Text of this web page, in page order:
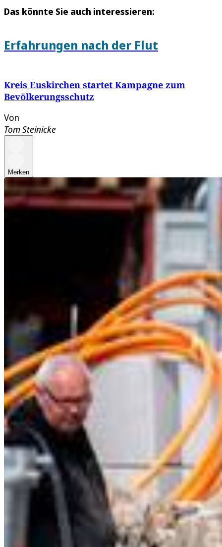
Das könnte Sie auch interessieren:
Erfahrungen nach der Flut
Kreis Euskirchen startet Kampagne zum
Bevölkerungsschutz
Von
Tom Steinicke
Merken